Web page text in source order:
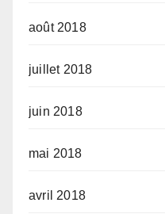
août 2018
juillet 2018
juin 2018
mai 2018
avril 2018